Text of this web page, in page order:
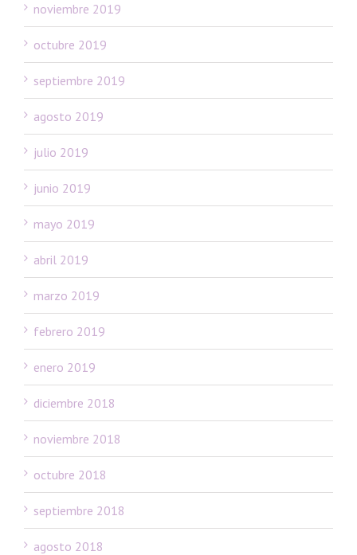
noviembre 2019
octubre 2019
septiembre 2019
agosto 2019
julio 2019
junio 2019
mayo 2019
abril 2019
marzo 2019
febrero 2019
enero 2019
diciembre 2018
noviembre 2018
octubre 2018
septiembre 2018
agosto 2018